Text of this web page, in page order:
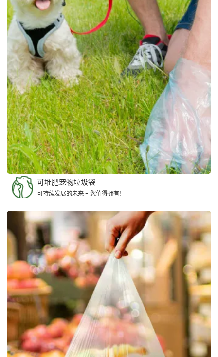
可堆肥宠物垃圾袋
可持续发展的未来 - 您值得拥有！